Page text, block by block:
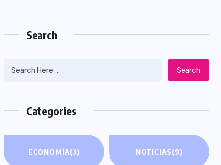
Search
Search
Categories
ECONOMÍA(3) NOTICIAS(9)